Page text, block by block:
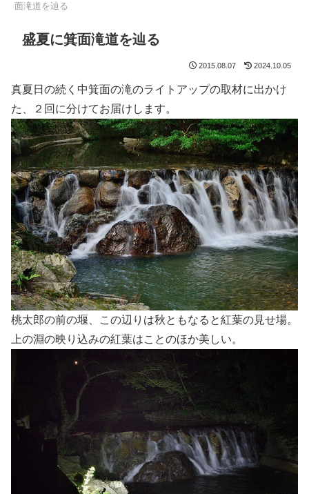
面滝道を辿る
盛夏に箕面滝道を辿る
2015.08.07 2024.10.05
真夏日の続く中箕面の滝のライトアップの取材に出かけ
た、２回に分けてお届けします。
桃太郎の前の堰、この辺りは秋ともなると紅葉の見せ場。
上の淵の映り込みの紅葉はことのほか美しい。